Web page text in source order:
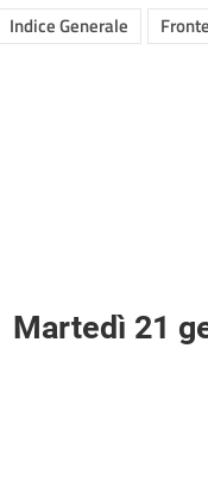
Indice Generale
Martedì 21